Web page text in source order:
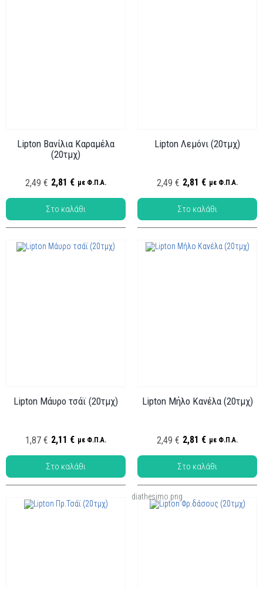
Κωδ.: ΤΑ-006
Lipton Βανίλια Καραμέλα
(20τμχ)
2,49 € 2,81 € με Φ.Π.Α.
Lipton Λεμόνι (20τμχ)
2,49 € 2,81 € με Φ.Π.Α.
Lipton Μάυρο τσάϊ (20τμχ)
1,87 € 2,11 € με Φ.Π.Α.
Lipton Μήλο Κανέλα (20τμχ)
2,49 € 2,81 € με Φ.Π.Α.
diathesimo.png